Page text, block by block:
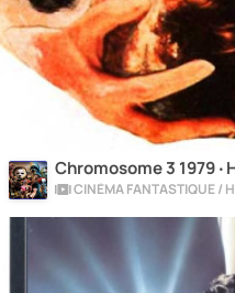
Chromosome 3 1979 ‧
CINÉMA FANTASTIQUE /